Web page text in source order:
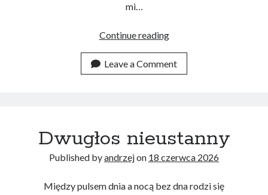
mi…
Continue readingCiemność
Leave a Comment
Dwugłos nieustanny
Published byandrzejon 18 czerwca 2026
Między pulsem dnia a nocą bez dna rodzi się